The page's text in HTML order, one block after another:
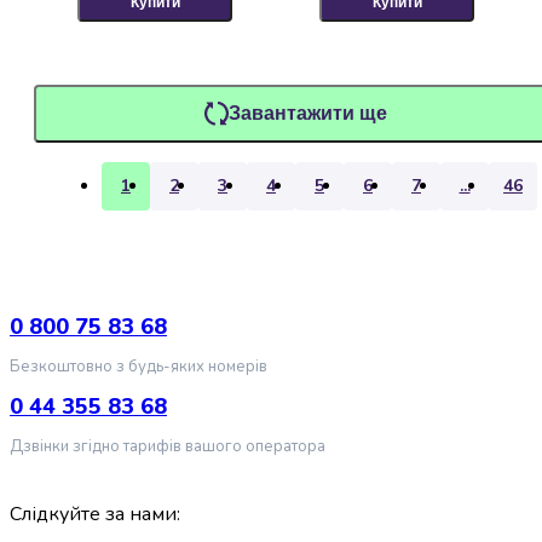
котів
кішок
Переноски
для
котів
Амуніція
Шлеї
Рулетки
Завантажити ще
1 2 3 4 5 6 7 ... 46
0 800 75 83 68
Безкоштовно з будь-яких номерів
0 44 355 83 68
Дзвінки згідно тарифів вашого оператора
Слідкуйте за нами: